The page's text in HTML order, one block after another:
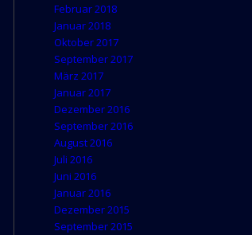
Februar 2018
Januar 2018
Oktober 2017
September 2017
März 2017
Januar 2017
Dezember 2016
September 2016
August 2016
Juli 2016
Juni 2016
Januar 2016
Dezember 2015
September 2015